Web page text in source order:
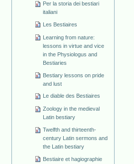
Per la storia dei bestiari
italiani
Les Bestiaires
Learning from nature:
lessons in virtue and vice
in the Physiologus and
Bestiaries
Bestiary lessons on pride
and lust
Le diable des Bestiaires
Zoology in the medieval
Latin bestiary
Twelfth and thirteenth-
century Latin sermons and
the Latin bestiary
Bestiaire et hagiographie